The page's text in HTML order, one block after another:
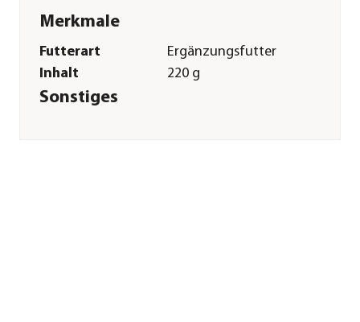
Merkmale
Futterart
Ergänzungsfutter
Inhalt
220 g
Sonstiges